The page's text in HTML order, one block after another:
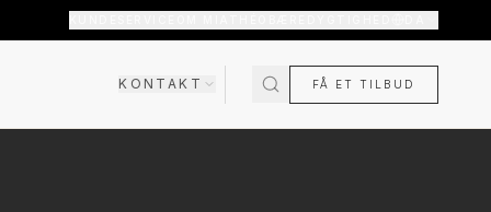
KONTAKT FÅ ET TILBUD